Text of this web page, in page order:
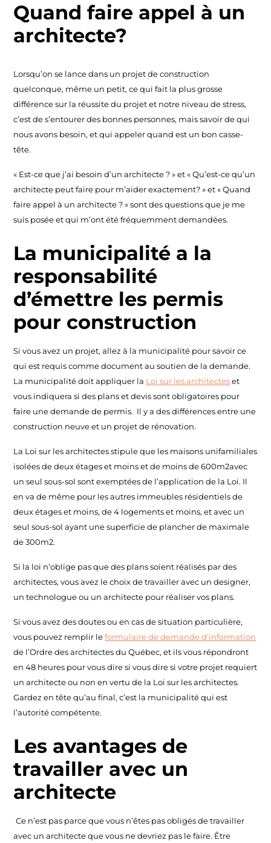
Quand faire appel à un
architecte?
Lorsqu’on se lance dans un projet de construction
quelconque, même un petit, ce qui fait la plus grosse
différence sur la réussite du projet et notre niveau de stress,
c’est de s’entourer des bonnes personnes, mais savoir de qui
nous avons besoin, et qui appeler quand est un bon casse-
tête.
« Est-ce que j’ai besoin d’un architecte ? » et « Qu’est-ce qu’un
architecte peut faire pour m’aider exactement? » et « Quand
faire appel à un architecte ? » sont des questions que je me
suis posée et qui m’ont été fréquemment demandées.
La municipalité a la
responsabilité
d’émettre les permis
pour construction
Si vous avez un projet, allez à la municipalité pour savoir ce
qui est requis comme document au soutien de la demande.
La municipalité doit appliquer la Loi sur les architectes et
vous indiquera si des plans et devis sont obligatoires pour
faire une demande de permis. Il y a des différences entre une
construction neuve et un projet de rénovation.
La Loi sur les architectes stipule que les maisons unifamiliales
isolées de deux étages et moins et de moins de 600m2avec
un seul sous-sol sont exemptées de l’application de la Loi. Il
en va de même pour les autres immeubles résidentiels de
deux étages et moins, de 4 logements et moins, et avec un
seul sous-sol ayant une superficie de plancher de maximale
de 300m2.
Si la loi n’oblige pas que des plans soient réalisés par des
architectes, vous avez le choix de travailler avec un designer,
un technologue ou un architecte pour réaliser vos plans.
Si vous avez des doutes ou en cas de situation particulière,
vous pouvez remplir leformulaire de demande d’information
de l’Ordre des architectes du Québec, et ils vous répondront
en 48 heures pour vous dire si vous dire si votre projet requiert
un architecte ou non en vertu de la Loi sur les architectes.
Gardez en tête qu’au final, c’est la municipalité qui est
l’autorité compétente.
Les avantages de
travailler avec un
architecte
Ce n’est pas parce que vous n’êtes pas obligés de travailler
avec un architecte que vous ne devriez pas le faire. Être